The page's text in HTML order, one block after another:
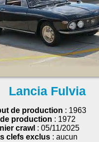
Lancia Fulvia
de production : 1963
de production : 1972
crawl : 05/11/2025
clefs exclus : aucun